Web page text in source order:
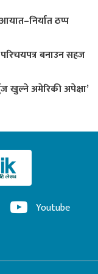
ठप्प
परिचयपत्र बनाउन सहज
खुल्ने अमेरिकी अपेक्षा’
Youtube